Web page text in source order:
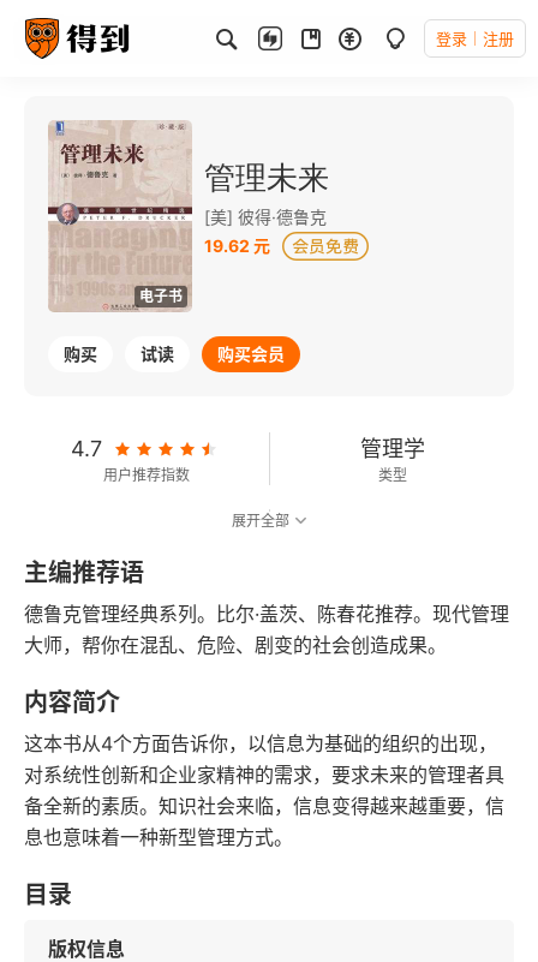
登录 注册
电子书
管理未来
[美] 彼得·德鲁克
19.62 元
购买 试读 购买会员
4.7
用户推荐指数
管理学
类型
200千字
字数
2009-09-01
发行日期
展开全部
主编推荐语
德鲁克管理经典系列。比尔·盖茨、陈春花推荐。现代管理
大师，帮你在混乱、危险、剧变的社会创造成果。
内容简介
这本书从4个方面告诉你，以信息为基础的组织的出现，
对系统性创新和企业家精神的需求，要求未来的管理者具
备全新的素质。知识社会来临，信息变得越来越重要，信
息也意味着一种新型管理方式。
目录
版权信息